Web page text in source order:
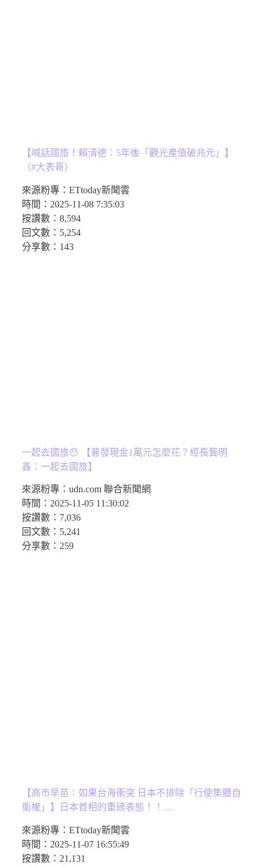
【喊話國旅！賴清德：5年後「觀光產值破兆元」】
（#大表哥）
來源粉專： ETtoday新聞雲
時間： 2025-11-08 7:35:03
按讚數： 8,594
回文數： 5,254
分享數：143
一起去國旅😯 【普發現金1萬元怎麼花？經長龔明
鑫：一起去國旅】
來源粉專： udn.com 聯合新聞網
時間： 2025-11-05 11:30:02
按讚數：7,036
回文數： 5,241
分享數：259
【高市早苗：如果台海衝突 日本不排除「行使集體自
衛權」】日本首相的重磅表態！！…
來源粉專： ETtoday新聞雲
時間： 2025-11-07 16:55:49
按讚數： 21,131